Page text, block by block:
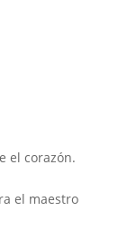
el corazón.
el maestro